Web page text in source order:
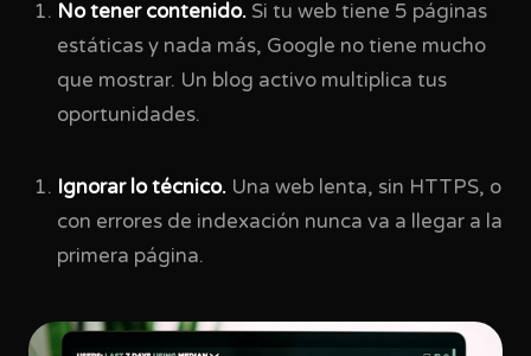
No tener contenido. Si tu web tiene 5 páginas
estáticas y nada más, Google no tiene mucho
que mostrar. Un blog activo multiplica tus
oportunidades.
Ignorar lo técnico. Una web lenta, sin HTTPS, o
con errores de indexación nunca va a llegar a la
primera página.